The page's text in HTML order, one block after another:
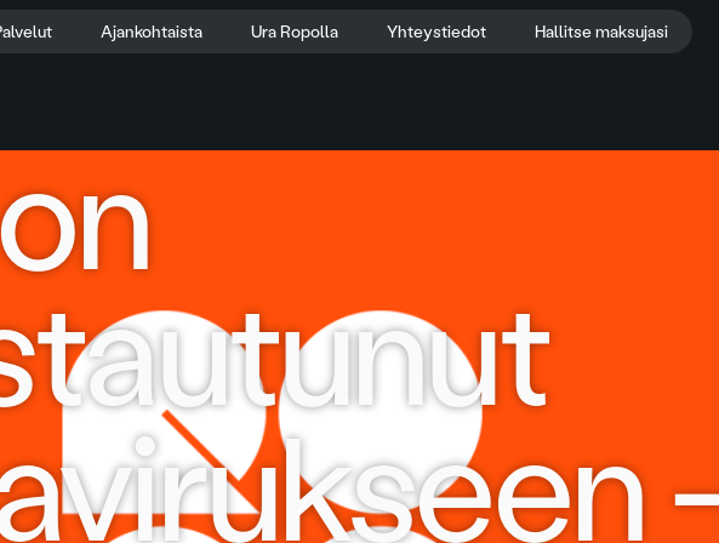
Ajankohtaista Ura Ropolla Yhteystiedot Hallitse maksujasi